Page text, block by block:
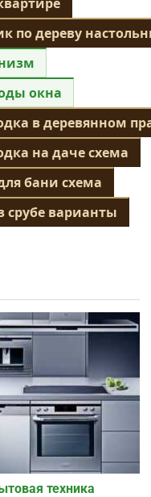
по дереву
окна
в деревянном
на даче схема
бани схема
срубе варианты
техника